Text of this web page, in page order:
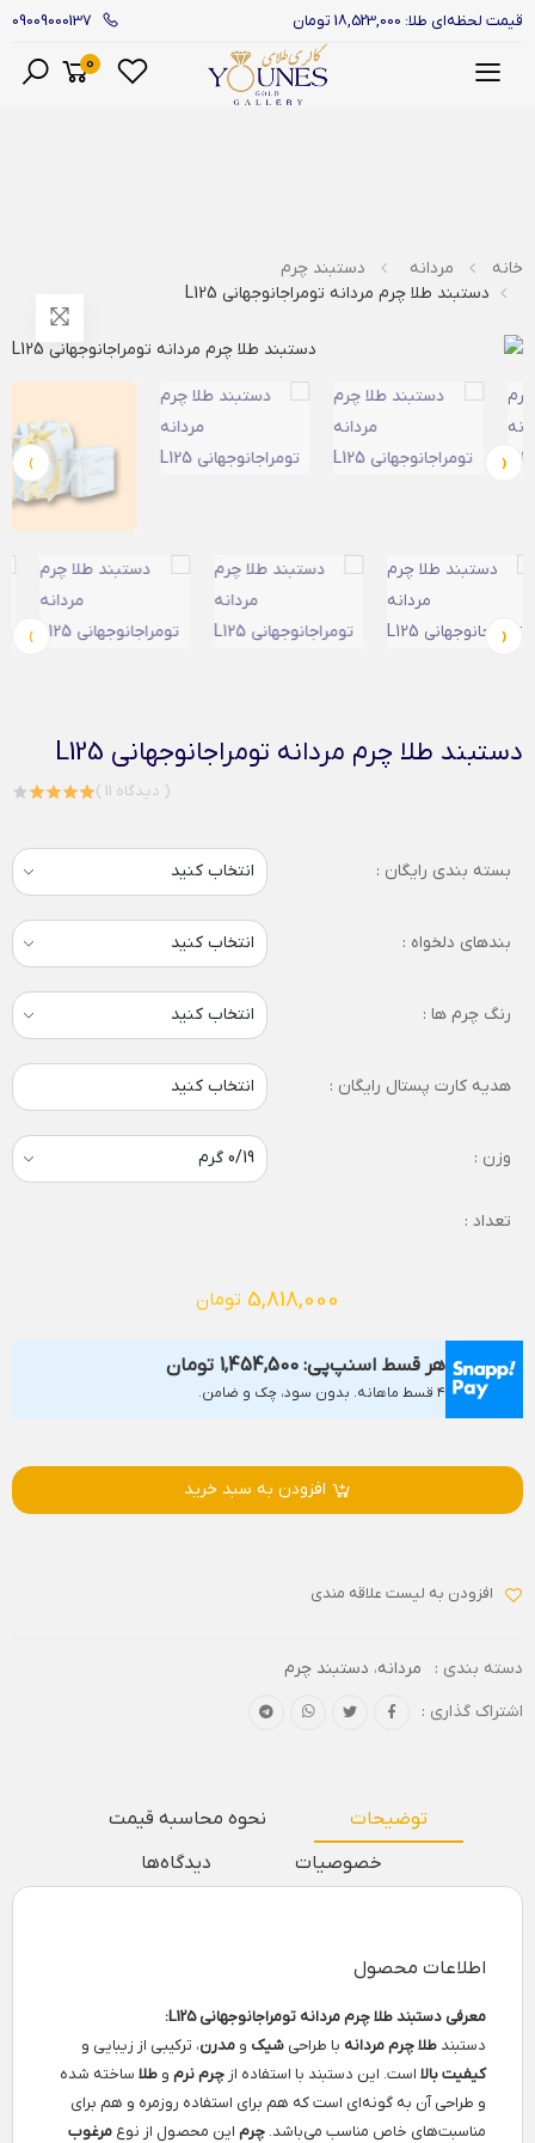
قیمت لحظه‌ای طلا: 18,523,000 تومان 09009000137
0
خانه مردانه
دستبند چرم
دستبند طلا چرم مردانه تومراجانوجهانی L125
‹
›
‹
›
دستبند طلا چرم مردانه تومراجانوجهانی L125
( 11 دیدگاه )
بسته بندی رایگان :
بندهای دلخواه :
رنگ چرم ها :
هدیه کارت پستال رایگان : انتخاب کنید
وزن :
تعداد :
5,818,000 تومان
هر قسط اسنپ‌پی: 1,454,500 تومان
۴ قسط ماهانه. بدون سود، چک و ضامن.
افزودن به سبد خرید
افزودن به لیست علاقه مندی
دسته بندی : مردانه، دستبند چرم
اشتراک گذاری :
توضیحات
نحوه محاسبه قیمت
خصوصیات
دیدگاه‌ها
اطلاعات محصول
معرفی دستبند طلا چرم مردانه تومراجانوجهانی L125:
دستبند طلا چرم مردانه با طراحی شیک و مدرن، ترکیبی از زیبایی و
کیفیت بالا است. این دستبند با استفاده از چرم نرم و طلا ساخته شده
و طراحی آن به گونه‌ای است که هم برای استفاده روزمره و هم برای
مناسبت‌های خاص مناسب می‌باشد. چرم این محصول از نوع مرغوب